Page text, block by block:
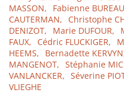
MASSON,
Fabienne
CAUTERMAN,
Christophe
DENIZOT,
Marie DUFOUR,
FAUX,
Cédric FLUCKIGER,
HEEMS,
Bernadette
MANGENOT, Stéphanie
VANLANCKER, Séverine
VLIEGHE